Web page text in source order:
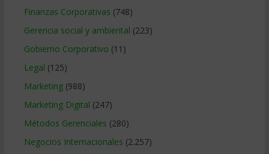
Finanzas Corporativas (748)
Gerencia social y ambiental (223)
Gobierno Corporativo (11)
Legal (125)
Marketing(988)
Marketing Digital (247)
Métodos Gerenciales (280)
Negocios Internacionales (2.257)